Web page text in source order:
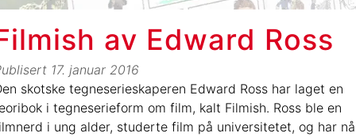
av Edward Ross
17. januar 2016
skotske tegneserieskaperen Edward Ross har laget en
i tegneserieform om film, kalt Filmish. Ross ble en
i ung alder, studerte film på universitetet, og har nå